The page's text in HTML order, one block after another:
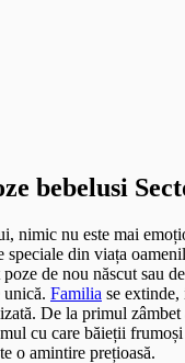
bebelusi
nimic nu este mai
speciale din viața
de nou născut sau
Familia se extinde,
De la primul
cu care băieții
o amintire prețioasă.